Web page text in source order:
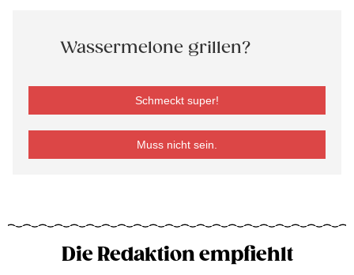
Wassermelone grillen?
Schmeckt super!
Muss nicht sein.
Die Redaktion empfiehlt